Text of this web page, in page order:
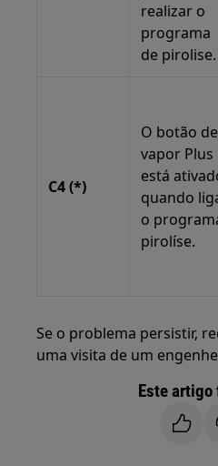
realizar o
programa
de pirolise.
C4 (*)
O botão de
vapor Plus
está
quando
o
pirolíse.
Se o problema persistir,
uma visita de um
Este